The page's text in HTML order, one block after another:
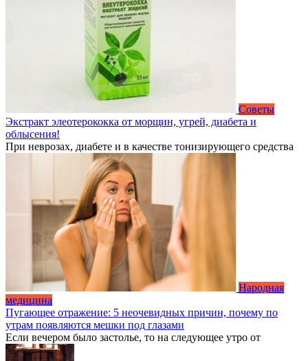
Советы
Экстракт элеотерококка от морщин, угрей, диабета и
облысения!
При неврозах, диабете и в качестве тонизирующего средства
Народная
медицина
Пугающее отражение: 5 неочевидных причин, почему по
утрам появляются мешки под глазами
Если вечером было застолье, то на следующее утро от